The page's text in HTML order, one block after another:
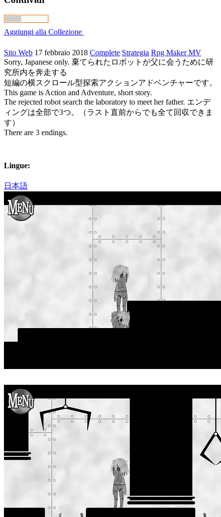
Aggiungi alla Collezione
Sito Web 17 febbraio 2018 Complete Strategia Rpg Maker MV
Sorry, Japanese only. 棄てられたロボットが父に会うために研
究所内を奔走する
短編の横スクロール型探索アクションアドベンチャーです。
This game is Action and Adventure, short story.
The rejected robot search the laboratory to meet her father. エンデ
ィングは全部で3つ。（ラスト直前からでも全て回収できま
す）
There are 3 endings.
Lingue:
日本語